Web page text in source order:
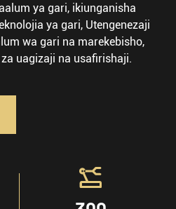
ya gari, ikiunganisha
ya gari, Utengenezaji
wa gari na marekebisho,
uagizaji na usafirishaji.
